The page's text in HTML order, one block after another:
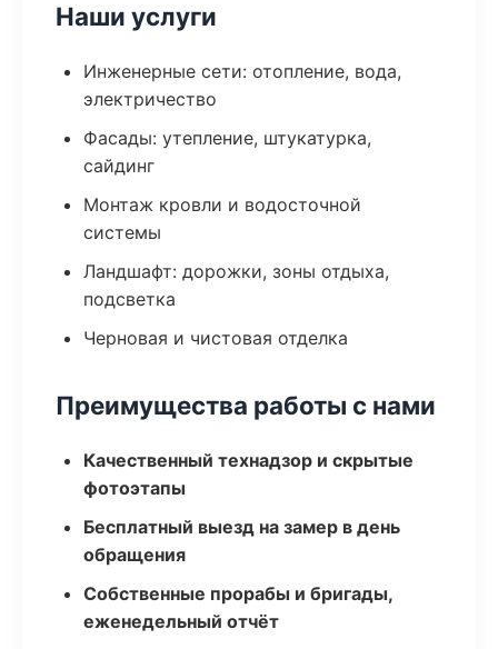
Наши услуги
Инженерные сети: отопление, вода,
электричество
Фасады: утепление, штукатурка,
сайдинг
Монтаж кровли и водосточной
системы
Ландшафт: дорожки, зоны отдыха,
подсветка
Черновая и чистовая отделка
Преимущества работы с нами
Качественный технадзор и скрытые
фотоэтапы
Бесплатный выезд на замер в день
обращения
Собственные прорабы и бригады,
еженедельный отчёт